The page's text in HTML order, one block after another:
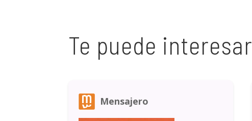
Te puede interesar
Mensajero